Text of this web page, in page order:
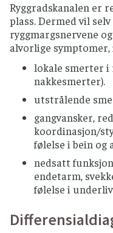
Ryggradskanalen er
plass. Dermed vil
ryggmargsnervene
alvorlige symptomer,
lokale smerter i
nakkesmerter).
utstrålende
gangvansker,
koordinasjon/
følelse i bein og
nedsatt
endetarm,
følelse i